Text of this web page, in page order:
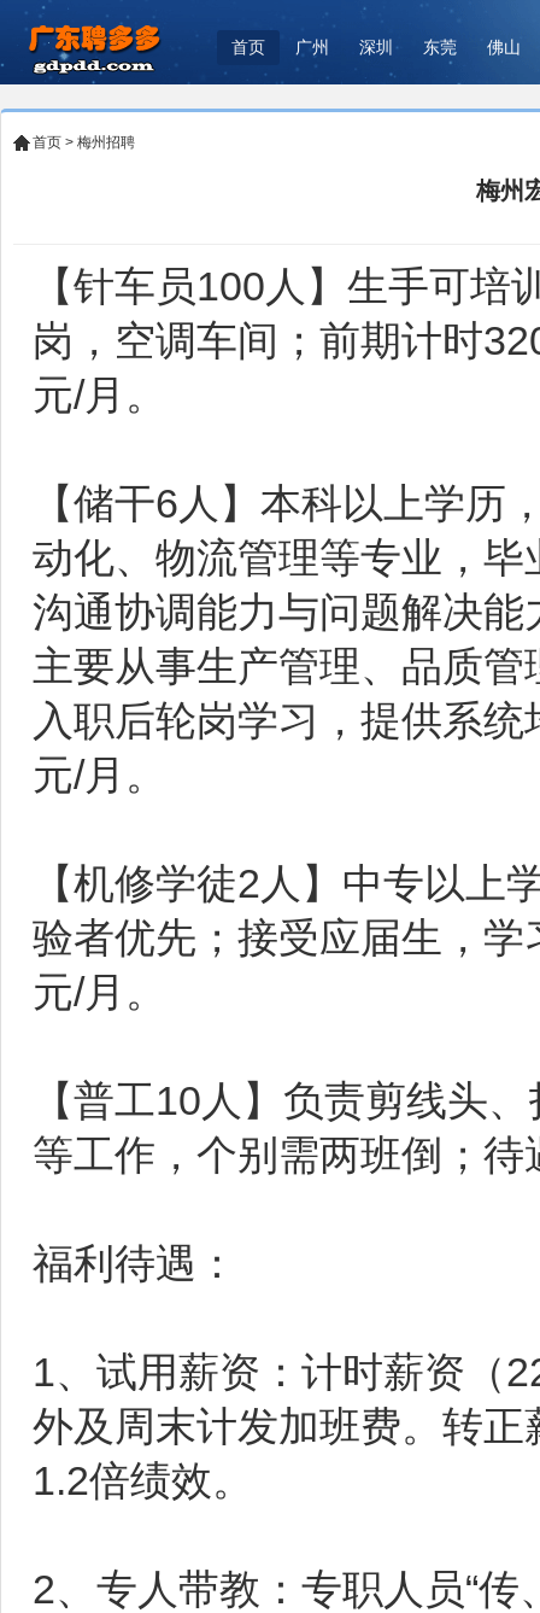
首页 广州 深圳 东莞 佛山
首页 > 梅州招聘
梅州
【针车员100人】生手可
岗，空调车间；前期计时
元/月。
【储干6人】本科以上学历
动化、物流管理等专业，
沟通协调能力与问题解决
主要从事生产管理、品质
入职后轮岗学习，提供系
元/月。
【机修学徒2人】中专以上
验者优先；接受应届生，
元/月。
【普工10人】负责剪线头
等工作，个别需两班倒；
福利待遇：
1、试用薪资：计时薪资（
外及周末计发加班费。转
1.2倍绩效。
2、专人带教：专职人员“